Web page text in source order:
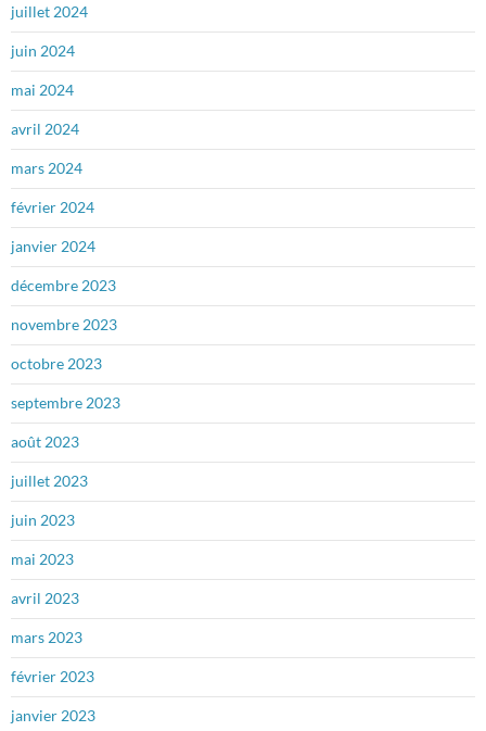
juillet 2024
juin 2024
mai 2024
avril 2024
mars 2024
février 2024
janvier 2024
décembre 2023
novembre 2023
octobre 2023
septembre 2023
août 2023
juillet 2023
juin 2023
mai 2023
avril 2023
mars 2023
février 2023
janvier 2023